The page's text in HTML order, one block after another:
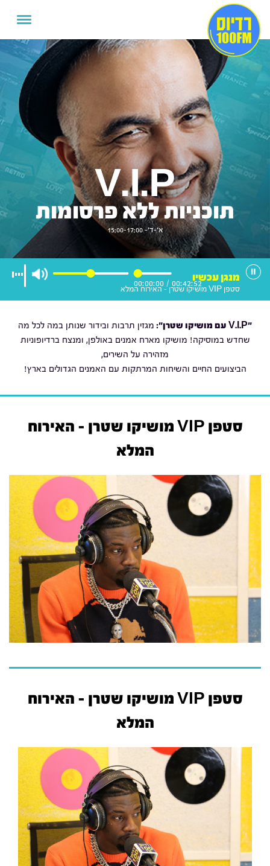
V.I.P
תוכניות ללא פרסומות
א'-ד'- 15:00-17:00
00:42:52
/
00:00:00
מנגן עכשיו
סטפן VIP מושיקו שטרן - האירוח המלא
"V.I.P עם מושיקו שטרן ": מגזין תרבות ובידור שנותן במה לכל מה
שחדש במוסיקה! מושיקו מארח אמנים באולפן, ומנצח ברדיופוניות
מזהירה על השירים,
הביצועים החיים והשיחות המרתקות עם האמנים הגדולים בארץ!
סטפן VIP מושיקו שטרן - האירוח
המלא
סטפן VIP מושיקו שטרן - האירוח
המלא